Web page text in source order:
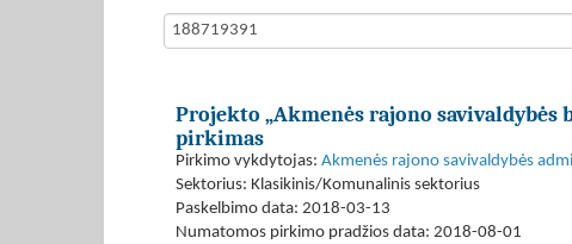
Projekto „Akmenės rajono
pirkimas
Pirkimo vykdytojas: Akmenės rajono savivaldybės
Sektorius: Klasikinis/Komunalinis sektorius
Paskelbimo data: 2018-03-13
Numatomos pirkimo pradžios data: 2018-08-01